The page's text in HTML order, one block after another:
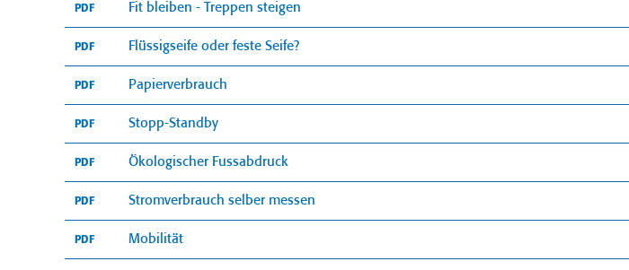
PDF Fit bleiben - Treppen steigen
PDF Flüssigseife oder feste Seife?
PDF Papierverbrauch
PDF Stopp-Standby
PDF Ökologischer Fussabdruck
PDF Stromverbrauch selber messen
PDF Mobilität